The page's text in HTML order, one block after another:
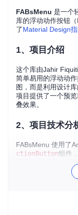
FABsMenu 是一个
库的浮动动作按钮
了Material Design
1、项目介绍
这个库由Jahir
简单易用的浮动动
图，而是利用设计
项目提供了一个预
叠效果。
2、项目技术分
FABsMenu 使用了
ctionButton组件
现多按钮的联动行
了丰富的属性来定
还支持在代码中动